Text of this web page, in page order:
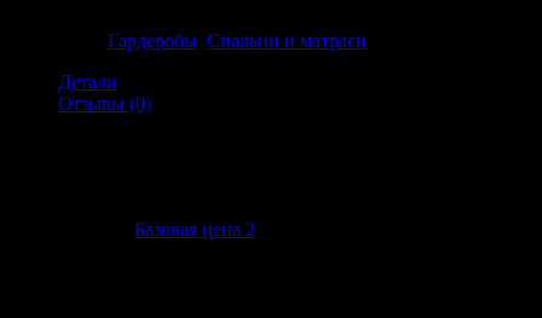
Гардеробы Спальни и матраси
Детали
Отзывы (0)
Базовая цена 2